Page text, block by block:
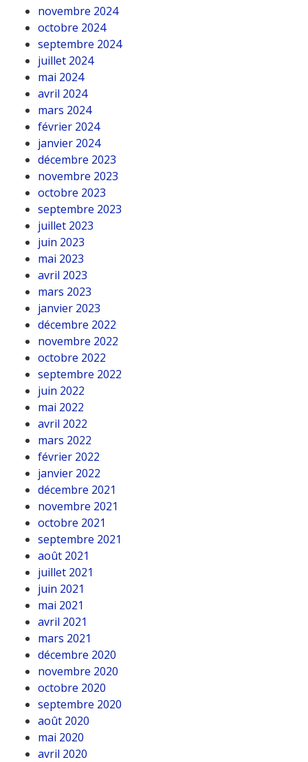
novembre 2024
octobre 2024
septembre 2024
juillet 2024
mai 2024
avril 2024
mars 2024
février 2024
janvier 2024
décembre 2023
novembre 2023
octobre 2023
septembre 2023
juillet 2023
juin 2023
mai 2023
avril 2023
mars 2023
janvier 2023
décembre 2022
novembre 2022
octobre 2022
septembre 2022
juin 2022
mai 2022
avril 2022
mars 2022
février 2022
janvier 2022
décembre 2021
novembre 2021
octobre 2021
septembre 2021
août 2021
juillet 2021
juin 2021
mai 2021
avril 2021
mars 2021
décembre 2020
novembre 2020
octobre 2020
septembre 2020
août 2020
mai 2020
avril 2020